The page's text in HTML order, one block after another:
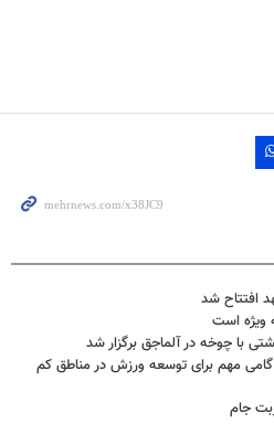
افتتاح شد
ویژه است
با چوخه در آلماجق برگزار شد
مهم برای توسعه ورزش در مناطق کم
جام